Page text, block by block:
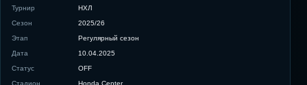
Турнир
НХЛ
Сезон
2025/26
Этап
Регулярный сезон
Дата
10.04.2025
Статус
OFF
Стадион
Honda Center